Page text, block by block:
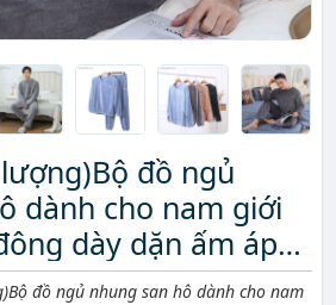
đồ ngủ
dành cho nam giới
dày dặn ấm áp
với kích thước
đồ ngủ nhung san hô dành cho nam